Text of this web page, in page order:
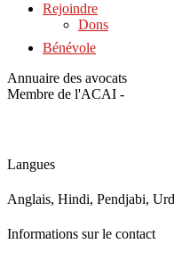
Rejoindre
Dons
Bénévole
Annuaire des avocats
Membre de l'ACAI -
Langues
Anglais, Hindi, Pendjabi,
Informations sur le contact